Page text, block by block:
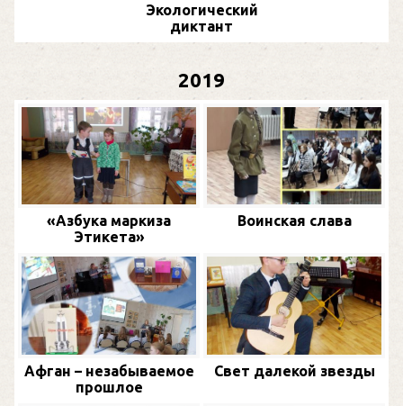
Экологический
диктант
2019
«Азбука маркиза
Этикета»
Воинская слава
Афган – незабываемое
прошлое
Свет далекой звезды